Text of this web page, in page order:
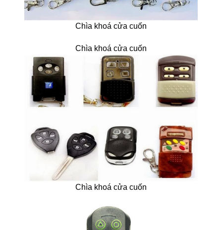
Chìa khoá cửa cuốn
Chìa khoá cửa cuốn
Chìa khoá cửa cuốn